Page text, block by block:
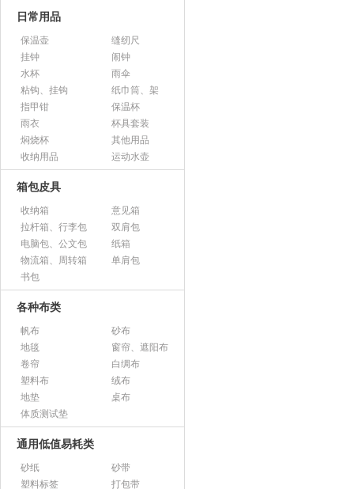
日常用品
保温壶
缝纫尺
挂钟
闹钟
水杯
雨伞
粘钩、挂钩
纸巾筒、架
指甲钳
保温杯
雨衣
杯具套装
焖烧杯
其他用品
收纳用品
运动水壶
箱包皮具
收纳箱
意见箱
拉杆箱、行李包
双肩包
电脑包、公文包
纸箱
物流箱、周转箱
单肩包
书包
各种布类
帆布
砂布
地毯
窗帘、遮阳布
卷帘
白绸布
塑料布
绒布
地垫
桌布
体质测试垫
通用低值易耗类
砂纸
砂带
塑料标签
打包带